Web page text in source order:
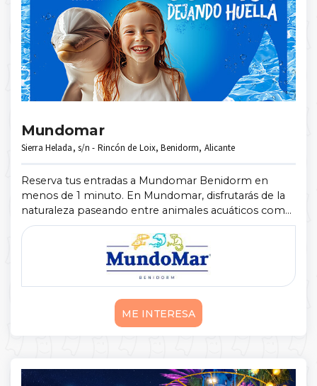
Mundomar
Sierra Helada, s/n - Rincón de Loix, Benidorm, Alicante
Reserva tus entradas a Mundomar Benidorm en
menos de 1 minuto. En Mundomar, disfrutarás de la
naturaleza paseando entre animales acuáticos como
pingüinos o leones marinos, y también otros
animales exóticos como papagayos, flamenco ...
ME INTERESA